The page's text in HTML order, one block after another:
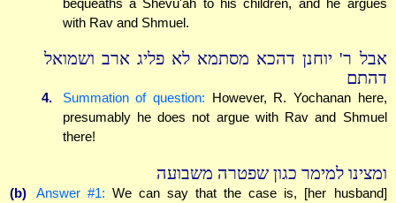
with Rav and Shmuel.
אבל ר' יוחנן דהכא מסתמא לא פליג ארב ושמואל
דהתם
4. Summation of question: However, R. Yochanan here,
presumably he does not argue with Rav and Shmuel
there!
ומצינו למימר כגון שפטרה משבועה
(b) Answer #1: We can say that the case is, [her husband]